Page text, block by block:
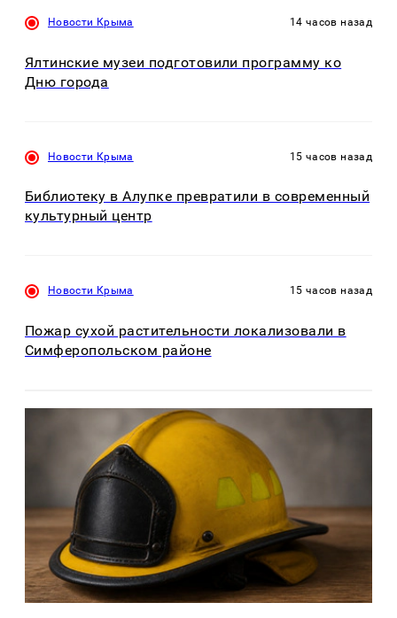
Новости Крыма 14 часов назад
Ялтинские музеи подготовили программу ко
Дню города
Новости Крыма 15 часов назад
Библиотеку в Алупке превратили в современный
культурный центр
Новости Крыма 15 часов назад
Пожар сухой растительности локализовали в
Симферопольском районе